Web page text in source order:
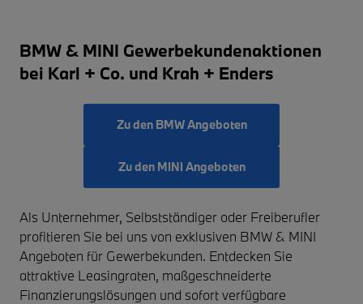
BMW & MINI Gewerbekundenaktionen
bei Karl + Co. und Krah + Enders
Zu den BMW Angeboten
Zu den MINI Angeboten
Als Unternehmer, Selbstständiger oder Freiberufler
profitieren Sie bei uns von exklusiven BMW & MINI
Angeboten für Gewerbekunden. Entdecken Sie
attraktive Leasingraten, maßgeschneiderte
Finanzierungslösungen und sofort verfügbare